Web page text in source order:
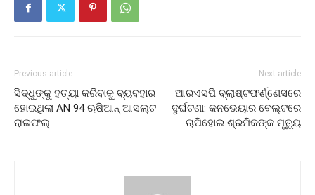
Previous article
ସିଦ୍ଧୁଙ୍କୁ ହତ୍ୟା କରିବାକୁ ବ୍ୟବହାର
ହୋଇଥିଲା AN 94 ଋଷିଆନ୍ ଆସଲ୍ଟ
ରାଇଫଲ୍
Next article
ଆରଏସପି ବ୍ଲାଷ୍ଟଫର୍ଣ୍ଣେସରେ
ଦୁର୍ଘଟଣା: କନଭେୟାର ବେଲ୍ଟରେ
ଚାପିହୋଇ ଶ୍ରମିକଙ୍କ ମୃତ୍ୟୁ